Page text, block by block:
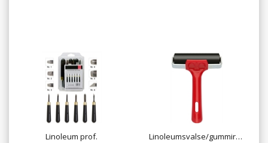
Linoleum prof.
Linoleumsvalse/gummirulle